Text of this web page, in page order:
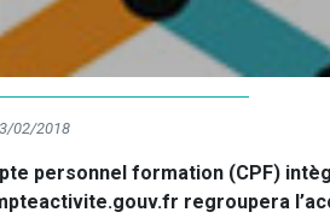
02/2018
personnel formation (CPF)
regroupera